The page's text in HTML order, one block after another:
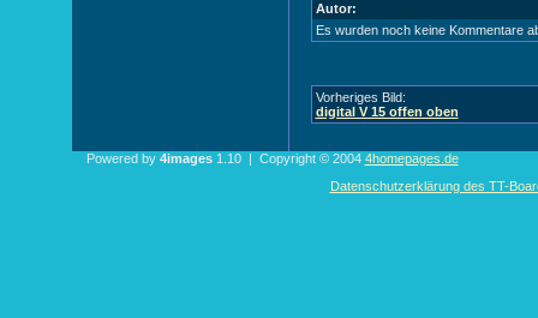
Autor:
Es wurden noch keine Kommentare
Vorheriges Bild:
digital V 15 offen oben
Powered by 4images1.10 | Copyright © 2004 4homepages.de
Datenschutzerklärung des TT-